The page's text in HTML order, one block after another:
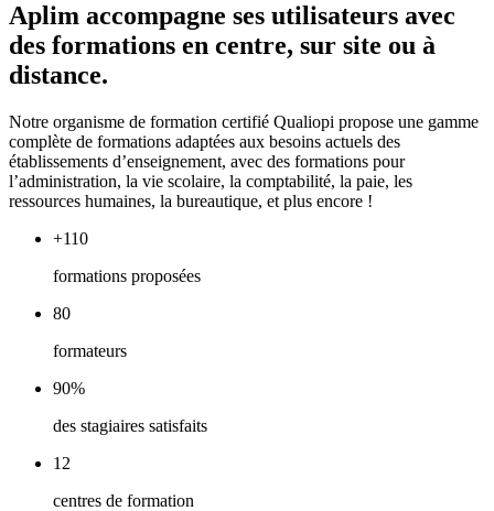
Aplim accompagne ses utilisateurs avec
des formations en centre, sur site ou à
distance.
Notre organisme de formation certifié Qualiopi propose une gamme
complète de formations adaptées aux besoins actuels des
établissements d’enseignement, avec des formations pour
l’administration, la vie scolaire, la comptabilité, la paie, les
ressources humaines, la bureautique, et plus encore !
+110
formations proposées
80
formateurs
90%
des stagiaires satisfaits
12
centres de formation